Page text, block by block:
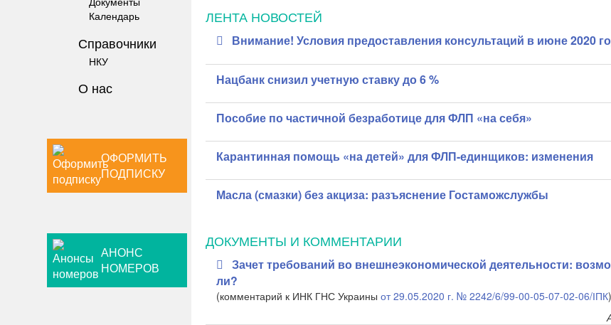
Календарь
Справочники
НКУ
О нас
ОФОРМИТЬ
ПОДПИСКУ
АНОНС
НОМЕРОВ
ЛЕНТА НОВОСТЕЙ
Внимание! Условия предоставления консультаций в июне 2020
Нацбанк снизил учетную ставку до 6 %
Пособие по частичной безработице для ФЛП «на себя»
Карантинная помощь «на детей» для ФЛП-единщиков: изменения
Масла (смазки) без акциза: разъяснение Гостаможслужбы
ДОКУМЕНТЫ И КОММЕНТАРИИ
Зачет требований во внешнеэкономической деятельности:
ли?
(комментарий к ИНК ГНС Украины от 29.05.2020 г. № 2242/6/99-00-05-07-02-06/ІПК)